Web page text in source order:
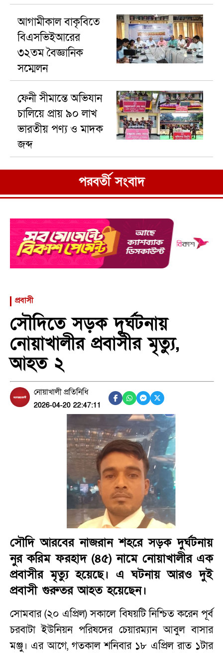
আগামীকাল বাকৃবিতে
বিএসভিইআরের
৩২তম বৈজ্ঞানিক
সম্মেলন
ফেনী সীমান্তে অভিযান
চালিয়ে প্রায় ৯০ লাখ
ভারতীয় পণ্য ও মাদক
জব্দ
পরবর্তী সংবাদ
প্রবাসী
সৌদিতে সড়ক দুর্ঘটনায়
নোয়াখালীর প্রবাসীর মৃত্যু,
আহত ২
নোয়াখালী প্রতিনিধি
2026-04-20 22:47:11
সৌদি আরবের নাজরান শহরে সড়ক দুর্ঘটনায়
নুর করিম ফরহাদ (৪৫) নামে নোয়াখালীর এক
প্রবাসীর মৃত্যু হয়েছে। এ ঘটনায় আরও দুই
প্রবাসী গুরুতর আহত হয়েছেন।
সোমবার (২০ এপ্রিল) সকালে বিষয়টি নিশ্চিত করেন পূর্ব
চরবাটা ইউনিয়ন পরিষদের চেয়ারম্যান আবুল বাসার
মঞ্জু। এর আগে, গতকাল শনিবার ১৮ এপ্রিল রাত ১টার